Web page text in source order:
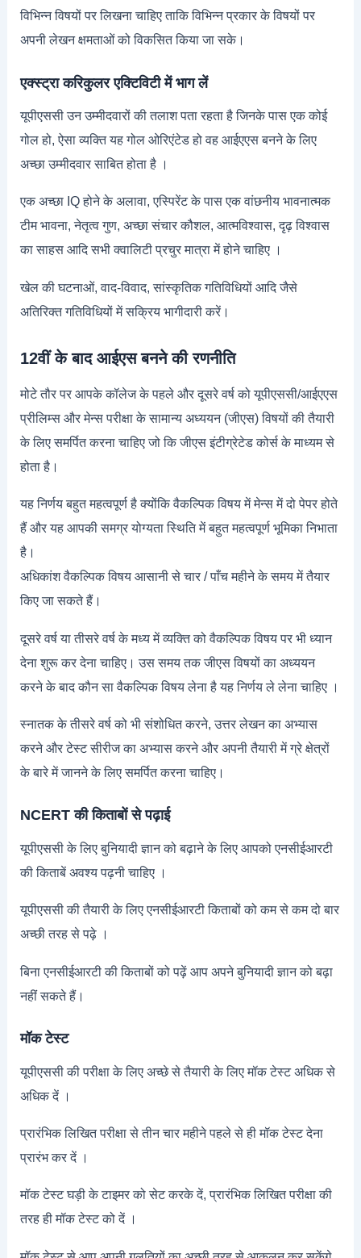
विभिन्न विषयों पर लिखना चाहिए ताकि विभिन्न प्रकार के विषयों पर
अपनी लेखन क्षमताओं को विकसित किया जा सके।
एक्स्ट्रा करिकुलर एक्टिविटी में भाग लें
यूपीएससी उन उम्मीदवारों की तलाश पता रहता है जिनके पास एक कोई
गोल हो, ऐसा व्यक्ति यह गोल ओरिएंटेड हो वह आईएएस बनने के लिए
अच्छा उम्मीदवार साबित होता है ।
एक अच्छा IQ होने के अलावा, एस्पिरेंट के पास एक वांछनीय भावनात्मक
टीम भावना, नेतृत्व गुण, अच्छा संचार कौशल, आत्मविश्वास, दृढ़ विश्वास
का साहस आदि सभी क्वालिटी प्रचुर मात्रा में होने चाहिए ।
खेल की घटनाओं, वाद-विवाद, सांस्कृतिक गतिविधियों आदि जैसे
अतिरिक्त गतिविधियों में सक्रिय भागीदारी करें।
12वीं के बाद आईएस बनने की रणनीति
मोटे तौर पर आपके कॉलेज के पहले और दूसरे वर्ष को यूपीएससी/आईएएस
प्रीलिम्स और मेन्स परीक्षा के सामान्य अध्ययन (जीएस) विषयों की तैयारी
के लिए समर्पित करना चाहिए जो कि जीएस इंटीग्रेटेड कोर्स के माध्यम से
होता है।
यह निर्णय बहुत महत्वपूर्ण है क्योंकि वैकल्पिक विषय में मेन्स में दो पेपर होते
हैं और यह आपकी समग्र योग्यता स्थिति में बहुत महत्वपूर्ण भूमिका निभाता
है।
अधिकांश वैकल्पिक विषय आसानी से चार / पाँच महीने के समय में तैयार
किए जा सकते हैं।
दूसरे वर्ष या तीसरे वर्ष के मध्य में व्यक्ति को वैकल्पिक विषय पर भी ध्यान
देना शुरू कर देना चाहिए। उस समय तक जीएस विषयों का अध्ययन
करने के बाद कौन सा वैकल्पिक विषय लेना है यह निर्णय ले लेना चाहिए ।
स्नातक के तीसरे वर्ष को भी संशोधित करने, उत्तर लेखन का अभ्यास
करने और टेस्ट सीरीज का अभ्यास करने और अपनी तैयारी में ग्रे क्षेत्रों
के बारे में जानने के लिए समर्पित करना चाहिए।
NCERT की किताबों से पढ़ाई
यूपीएससी के लिए बुनियादी ज्ञान को बढ़ाने के लिए आपको एनसीईआरटी
की किताबें अवश्य पढ़नी चाहिए ।
यूपीएससी की तैयारी के लिए एनसीईआरटी किताबों को कम से कम दो बार
अच्छी तरह से पढ़े ।
बिना एनसीईआरटी की किताबों को पढ़ें आप अपने बुनियादी ज्ञान को बढ़ा
नहीं सकते हैं।
मॉक टेस्ट
यूपीएससी की परीक्षा के लिए अच्छे से तैयारी के लिए मॉक टेस्ट अधिक से
अधिक दें ।
प्रारंभिक लिखित परीक्षा से तीन चार महीने पहले से ही मॉक टेस्ट देना
प्रारंभ कर दें ।
मॉक टेस्ट घड़ी के टाइमर को सेट करके दें, प्रारंभिक लिखित परीक्षा की
तरह ही मॉक टेस्ट को दें ।